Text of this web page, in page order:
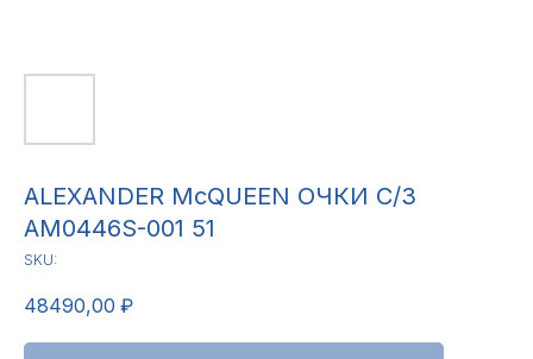
ALEXANDER McQUEEN ОЧКИ С/З
AM0446S-001 51
SKU:
48490,00 ₽